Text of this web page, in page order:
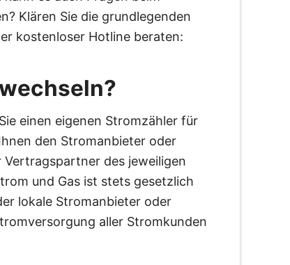
Klären Sie die grundlegenden
kostenloser Hotline beraten:
einen eigenen Stromzähler für
den Stromanbieter oder
des jeweiligen
und Gas ist stets gesetzlich
lokale Stromanbieter oder
aller Stromkunden